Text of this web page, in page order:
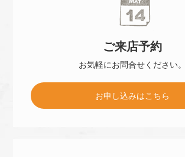
ご来店予約
お気軽にお問合せください。
お申し込みはこちら